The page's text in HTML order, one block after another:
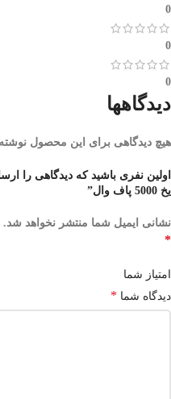
0
0
0
دیدگاهها
هیچ دیدگاهی برای این محصول
اولین نفری باشید که دیدگاهی را
یخ 5000 پاف وال”
نشانی ایمیل شما منتشر نخواهد شد.
*
امتیاز شما
دیدگاه شما *